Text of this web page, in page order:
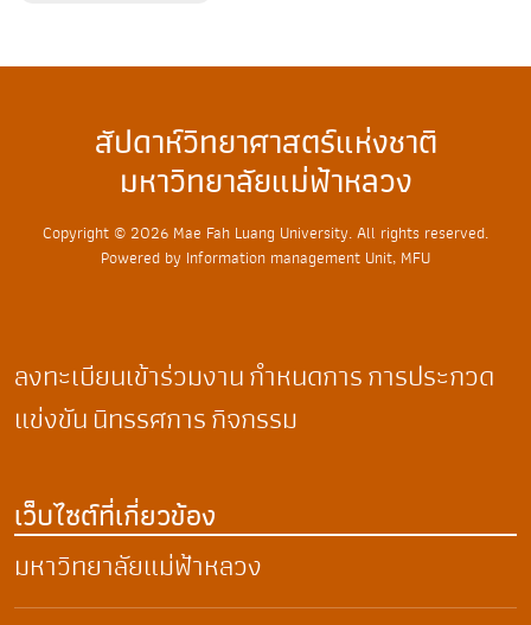
สัปดาห์วิทยาศาสตร์แห่งชาติ
มหาวิทยาลัยแม่ฟ้าหลวง
Copyright © 2026 Mae Fah Luang University. All rights reserved.
Powered by Information management Unit, MFU
ลงทะเบียนเข้าร่วมงานกำหนดการการประกวด
แข่งขันนิทรรศการกิจกรรม
เว็บไซต์ที่เกี่ยวข้อง
มหาวิทยาลัยแม่ฟ้าหลวง